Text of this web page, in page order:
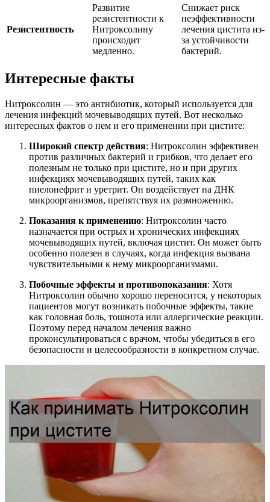
Резистентность
Развитие
резистентности к
Нитроксолину
происходит
медленно.
Снижает риск
неэффективности
лечения цистита из-
за устойчивости
бактерий.
Интересные факты
Нитроксолин — это антибиотик, который используется для
лечения инфекций мочевыводящих путей. Вот несколько
интересных фактов о нем и его применении при цистите:
Широкий спектр действия: Нитроксолин эффективен
против различных бактерий и грибков, что делает его
полезным не только при цистите, но и при других
инфекциях мочевыводящих путей, таких как
пиелонефрит и уретрит. Он воздействует на ДНК
микроорганизмов, препятствуя их размножению.
Показания к применению: Нитроксолин часто
назначается при острых и хронических инфекциях
мочевыводящих путей, включая цистит. Он может быть
особенно полезен в случаях, когда инфекция вызвана
чувствительными к нему микроорганизмами.
Побочные эффекты и противопоказания: Хотя
Нитроксолин обычно хорошо переносится, у некоторых
пациентов могут возникать побочные эффекты, такие
как головная боль, тошнота или аллергические реакции.
Поэтому перед началом лечения важно
проконсультироваться с врачом, чтобы убедиться в его
безопасности и целесообразности в конкретном случае.